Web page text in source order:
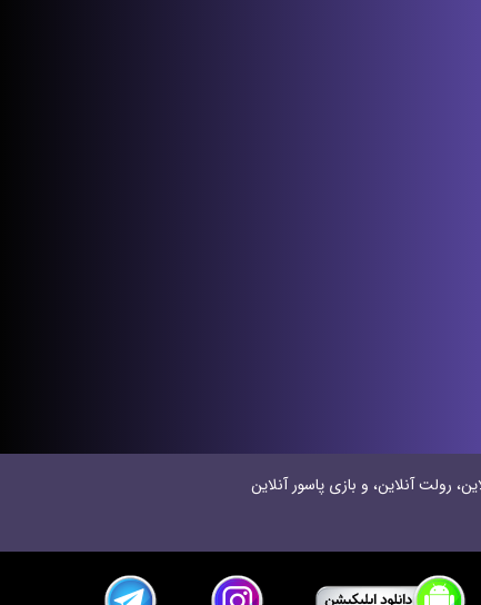
رولت آنلاین، و بازی پاسور آنلاین